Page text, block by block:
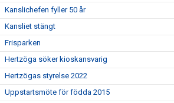
Kanslichefen fyller 50 år
Kansliet stängt
Frisparken
Hertzöga söker kioskansvarig
Hertzögas styrelse 2022
Uppstartsmöte för födda 2015